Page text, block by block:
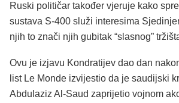
Ruski političar također vjeruje kako
sustava S-400 služi interesima
njih to znači njih gubitak “slasnog”
Ovu je izjavu Kondratijev dao dan
list Le Monde izvijestio da je saudijski
Abdulaziz Al-Saud zaprijetio vojnom